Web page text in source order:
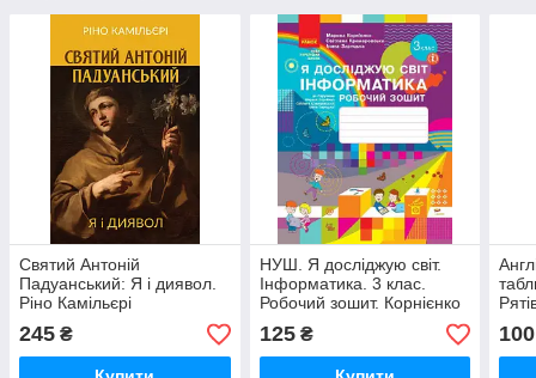
Святий Антоній
Падуанський: Я і диявол.
Ріно Камільєрі
245 ₴
НУШ. Я досліджую світ.
Інформатика. 3 клас.
Робочий зошит. Корнієнко
М. Крамаровська С.
Зарецька І.
125₴ 100